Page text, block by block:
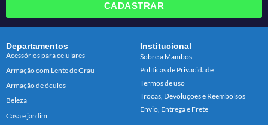
CADASTRAR
Departamentos
Acessórios para celulares
Armação com Lente de Grau
Armação de óculos
Beleza
Casa e jardim
Institucional
Sobre a Mambos
Políticas de Privacidade
Termos de uso
Trocas, Devoluções e Reembolsos
Envio, Entrega e Frete